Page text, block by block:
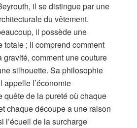
il se distingue par une
du vêtement.
il possède une
totale ; il comprend comment
gravité, comment une couture
silhouette. Sa philosophie
appelle l’économie
quête de la pureté où chaque
chaque découpe a une raison
l’écueil de la surcharge